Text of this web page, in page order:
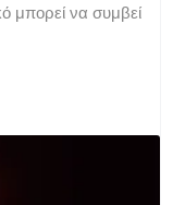
μπορεί να συμβεί